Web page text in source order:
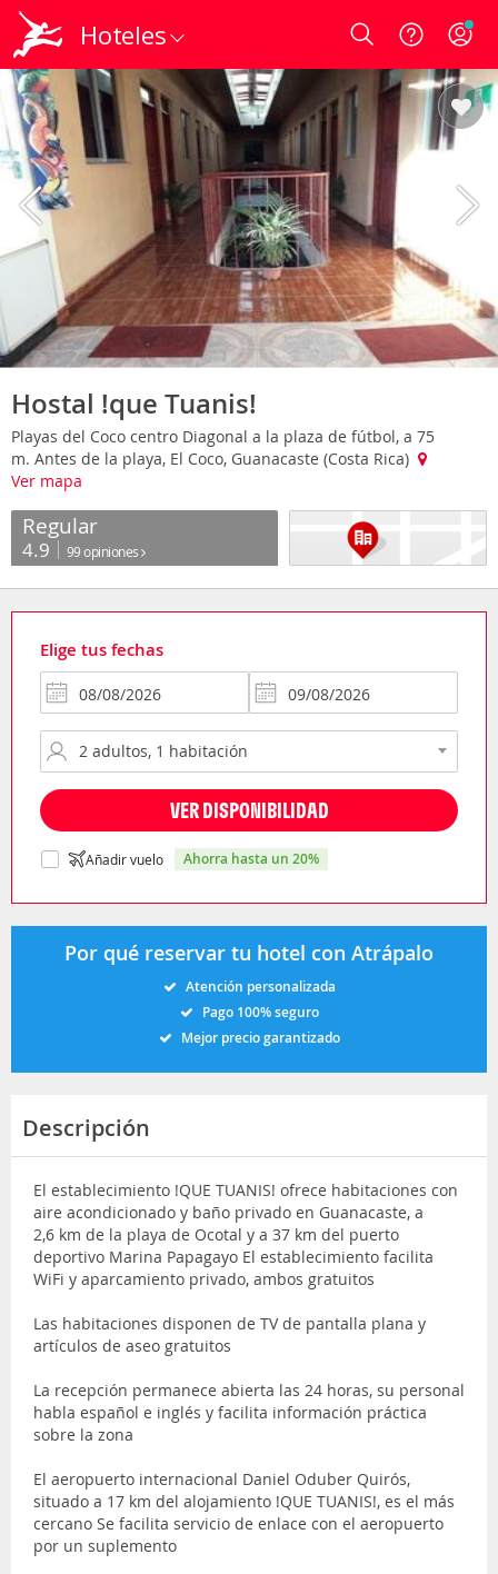
Hoteles Login
Hostal !que Tuanis!
Playas del Coco centro Diagonal a la plaza de fútbol, a 75
m. Antes de la playa, El Coco, Guanacaste (Costa Rica)
Ver mapa
Regular
4.9 99 opiniones
Elige tus fechas
VER DISPONIBILIDAD
Añadir vuelo ahorra hasta un 20%
Por qué reservar tu hotel con Atrápalo
Atención personalizada
Pago 100% seguro
Mejor precio garantizado
Descripción
El establecimiento !QUE TUANIS! ofrece habitaciones con
aire acondicionado y baño privado en Guanacaste, a
2,6 km de la playa de Ocotal y a 37 km del puerto
deportivo Marina Papagayo El establecimiento facilita
WiFi y aparcamiento privado, ambos gratuitos
Las habitaciones disponen de TV de pantalla plana y
artículos de aseo gratuitos
La recepción permanece abierta las 24 horas, su personal
habla español e inglés y facilita información práctica
sobre la zona
El aeropuerto internacional Daniel Oduber Quirós,
situado a 17 km del alojamiento !QUE TUANIS!, es el más
cercano Se facilita servicio de enlace con el aeropuerto
por un suplemento